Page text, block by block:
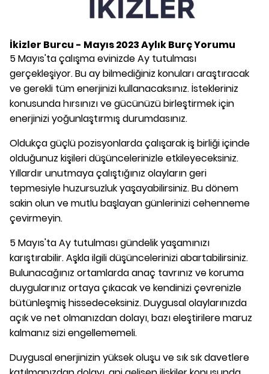
İkizler Burcu - Mayıs 2023 Aylık Burç Yorumu
5 Mayıs'ta çalışma evinizde Ay tutulması
gerçekleşiyor. Bu ay bilmediğiniz konuları araştıracak
ve gerekli tüm enerjinizi kullanacaksınız. İstekleriniz
konusunda hırsınızı ve gücünüzü birleştirmek için
enerjinizi yoğunlaştırmış durumdasınız.
Oldukça güçlü pozisyonlarda çalışarak iş birliği içinde
olduğunuz kişileri düşüncelerinizle etkileyeceksiniz.
Yıllardır unutmaya çalıştığınız olayların geri
tepmesiyle huzursuzluk yaşayabilirsiniz. Bu dönem
sakin olun ve mutlu başlayan günlerinizi cehenneme
çevirmeyin.
5 Mayıs'ta Ay tutulması gündelik yaşamınızı
karıştırabilir. Aşkla ilgili düşüncelerinizi abartabilirsiniz.
Bulunacağınız ortamlarda anaç tavrınız ve koruma
duygularınız ortaya çıkacak ve kendinizi çevrenizle
bütünleşmiş hissedeceksiniz. Duygusal olaylarınızda
açık ve net olmanızdan dolayı, bazı eleştirilere maruz
kalmanız sizi engellememeli.
Duygusal enerjinizin yüksek oluşu ve sık sık davetlere